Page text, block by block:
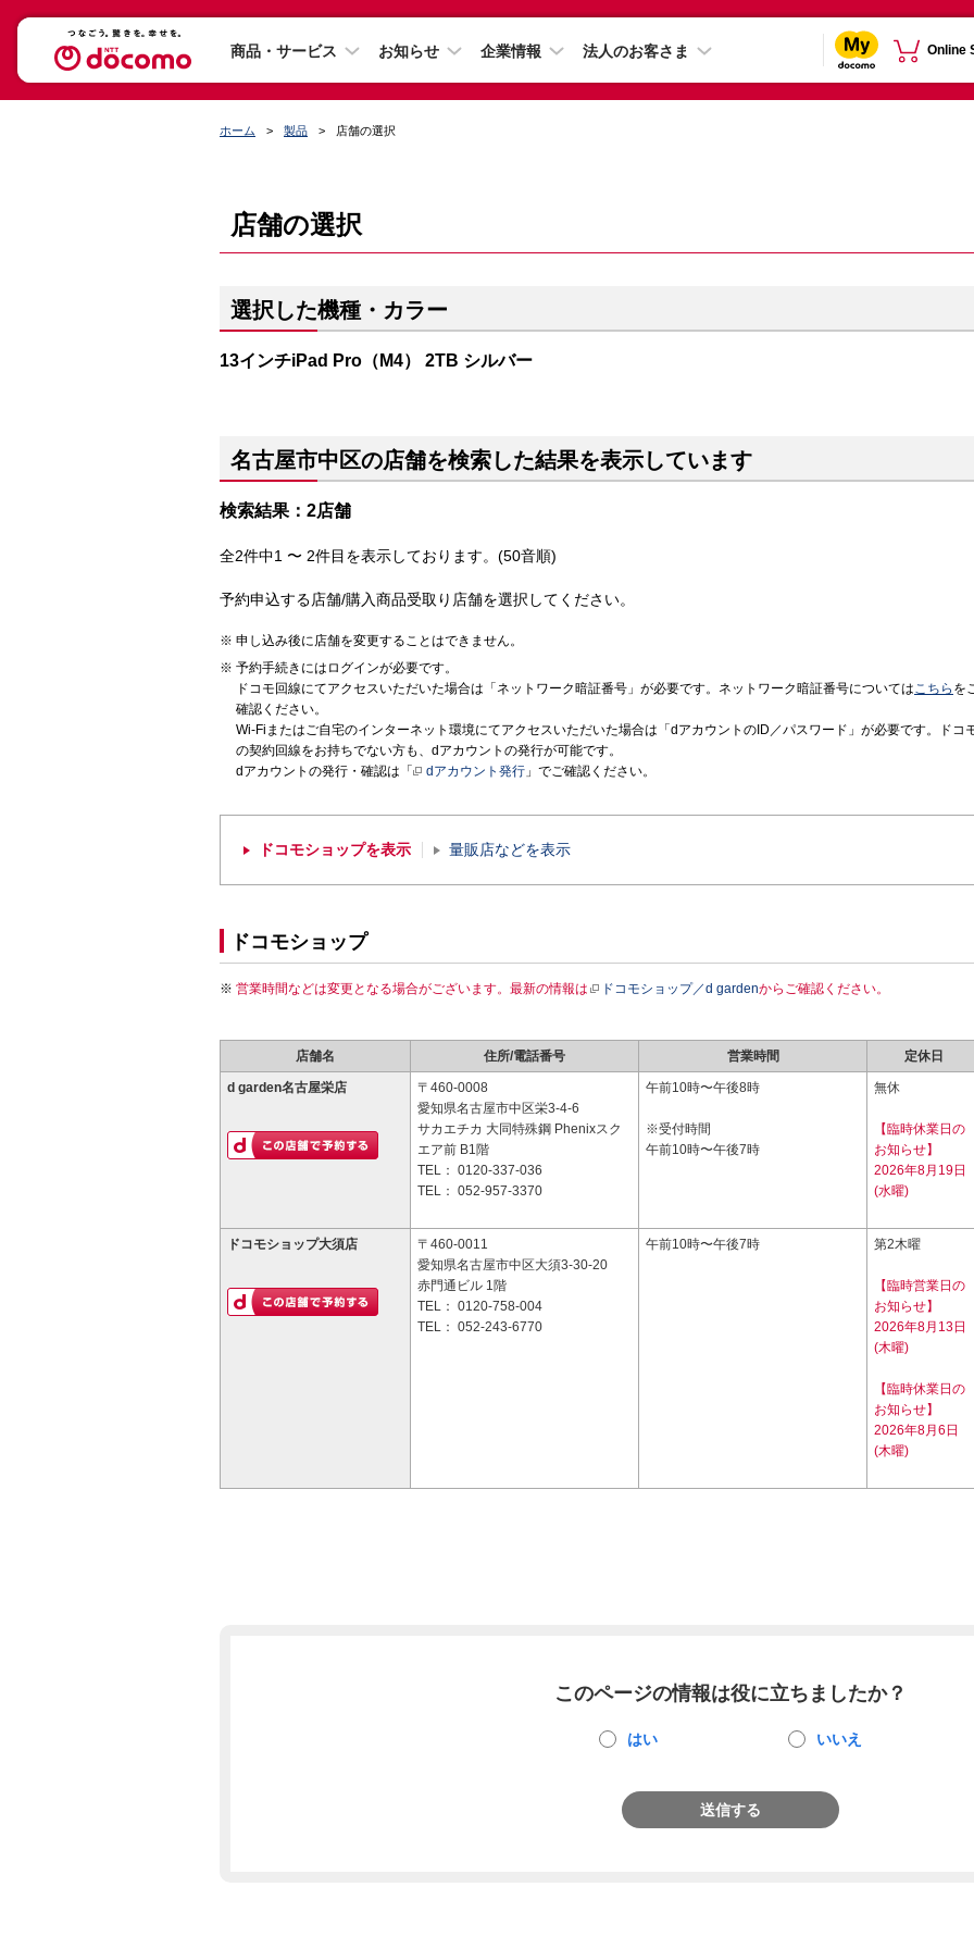
商品・サービス お知らせ 企業情報 法人のお客さま Online
ホーム 製品 店舗の選択
店舗の選択
選択した機種・カラー
13インチiPad Pro（M4） 2TB シルバー
名古屋市中区の店舗を検索した結果を表示しています
検索結果：2店舗
全2件中1 〜 2件目を表示しております。(50音順)
予約申込する店舗/購入商品受取り店舗を選択してください。
申し込み後に店舗を変更することはできません。
予約手続きにはログインが必要です。
ドコモ回線にてアクセスいただいた場合は「ネットワーク暗証番号」が必要です。ネットワーク暗証番号についてはこちら を
確認ください。
Wi-Fiまたはご自宅のインターネット環境にてアクセスいただいた場合は「dアカウントのID／パスワード」が必要です。ドコ
の契約回線をお持ちでない方も、dアカウントの発行が可能です。
dアカウントの発行・確認は「
dアカウント発行 」でご確認ください。
ドコモショップを表示 量販店などを表示
ドコモショップ
営業時間などは変更となる場合がございます。最新の情報は ドコモショップ／d gardenからご確認ください。
店舗名 住所/電話番号 営業時間 定休日
d garden名古屋栄店
〒460-0008
愛知県名古屋市中区栄3-4-6
サカエチカ 大同特殊鋼 Phenixスク
エア前 B1階
TEL： 0120-337-036
TEL： 052-957-3370
午前10時〜午後8時
※受付時間
午前10時〜午後7時
無休
【臨時休業日の
お知らせ】
2026年8月19日
(水曜)
ドコモショップ大須店
〒460-0011
愛知県名古屋市中区大須3-30-20
赤門通ビル 1階
TEL： 0120-758-004
TEL： 052-243-6770
午前10時〜午後7時 第2木曜
【臨時営業日の
お知らせ】
2026年8月13日
(木曜)
【臨時休業日の
お知らせ】
2026年8月6日
(木曜)
このページの情報は役に立ちましたか？
はい いいえ
送信する